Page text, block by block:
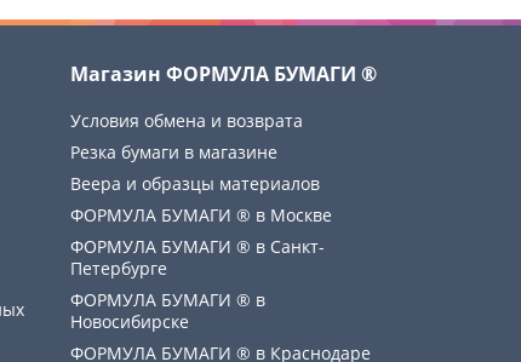
Магазин ФОРМУЛА БУМАГИ ®
Условия обмена и возврата
Резка бумаги в магазине
Веера и образцы материалов
ФОРМУЛА БУМАГИ ® в Москве
ФОРМУЛА БУМАГИ ® в Санкт-
Петербурге
ФОРМУЛА БУМАГИ ® в
Новосибирске
ФОРМУЛА БУМАГИ ® в Краснодаре